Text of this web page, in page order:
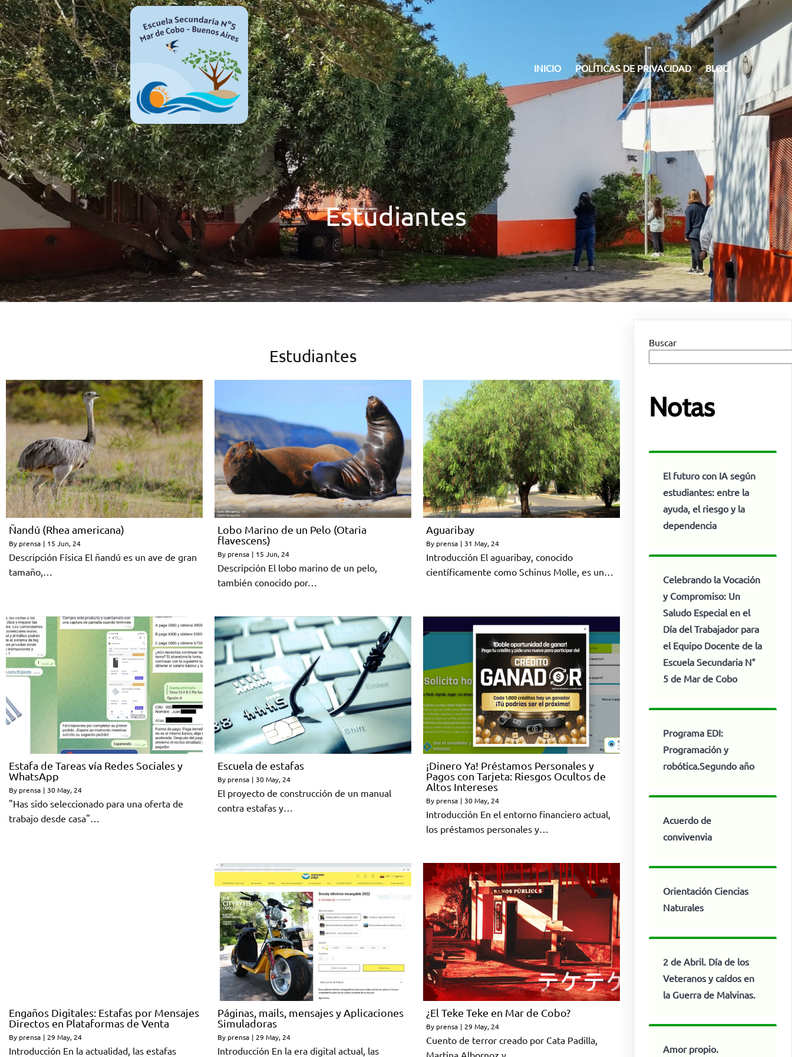
INICIO POLÍTICAS DE PRIVACIDAD BLOG
Estudiantes
Estudiantes
Ñandú (Rhea americana)
By prensa | 15 Jun, 24
Descripción Física El ñandú es un ave de gran
tamaño,…
Lobo Marino de un Pelo (Otaria
flavescens)
By prensa | 15 Jun, 24
Descripción El lobo marino de un pelo,
también conocido por…
Aguaribay
By prensa | 31 May, 24
Introducción El aguaribay, conocido
científicamente como Schinus Molle, es un…
Estafa de Tareas vía Redes Sociales y
WhatsApp
By prensa | 30May, 24
"Has sido seleccionado para una oferta de
trabajo desde casa"…
Escuela de estafas
By prensa | 30May, 24
El proyecto de construcción de un manual
contra estafas y…
¡Dinero Ya! Préstamos Personales y
Pagos con Tarjeta: Riesgos Ocultos de
Altos Intereses
By prensa | 30May, 24
Introducción En el entorno financiero actual,
los préstamos personales y…
Engaños Digitales: Estafas por Mensajes
Directos en Plataformas de Venta
By prensa | 29 May, 24
Introducción En la actualidad, las estafas
Páginas, mails, mensajes y Aplicaciones
Simuladoras
By prensa | 29 May, 24
Introducción En la era digital actual, las
¿El Teke Teke en Mar de Cobo?
By prensa | 29 May, 24
Cuento de terror creado por Cata Padilla,
Buscar
Notas
El futuro con IA según
estudiantes: entre la
ayuda, el riesgo y la
dependencia
Celebrando la Vocación
y Compromiso: Un
Saludo Especial en el
Día del Trabajador para
el Equipo Docente de la
Escuela Secundaria N°
5 de Mar de Cobo
Programa EDI:
Programación y
robótica.Segundo año
Acuerdo de
convivenvia
Orientación Ciencias
Naturales
2 de Abril. Día de los
Veteranos y caídos en
la Guerra de Malvinas.
Amor propio.